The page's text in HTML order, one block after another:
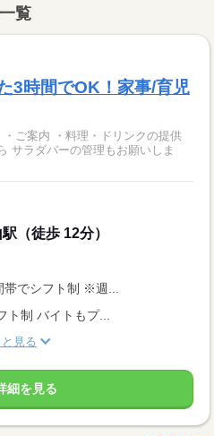
覧
3時間でOK！家事/育児
・ご案内 ・料理・ドリンクの提供
（徒歩 12分）
でシフト制 ※週...
制 バイトもプ...
と見る
細を見る